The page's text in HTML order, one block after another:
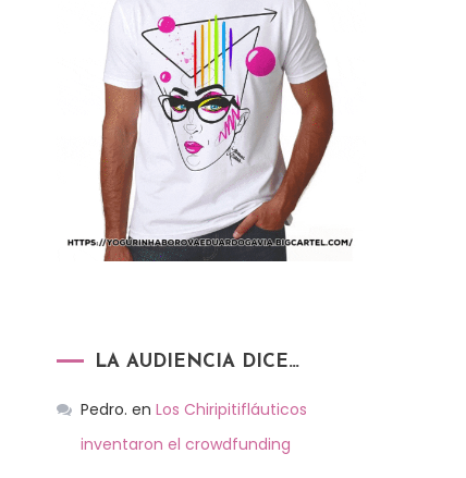
LA AUDIENCIA DICE…
Pedro. en Los Chiripitifláuticos
inventaron el crowdfunding